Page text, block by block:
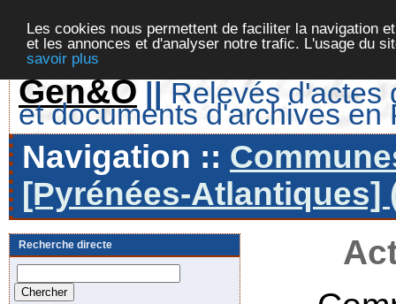
Les cookies nous permettent de faciliter la navigation
et les annonces et d'analyser notre trafic. L'usage du
savoir plus
Gen&O || Relevés d'actes
et documents d'archives en
Navigation ::
[Pyrénées-Atlantiques]
Recherche directe